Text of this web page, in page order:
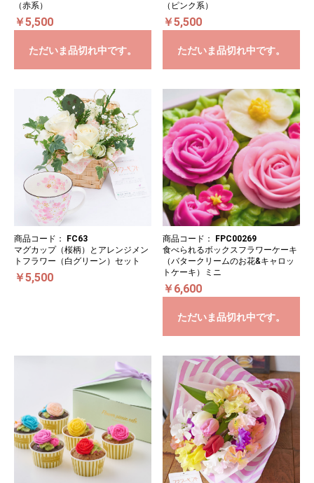
（赤系）
￥5,500
ただいま品切れ中です。
（ピンク系）
￥5,500
ただいま品切れ中です。
商品コード：
FC63
マグカップ（桜柄）とアレンジメン
トフラワー（白グリーン）セット
￥5,500
商品コード：
FPC00269
食べられるボックスフラワーケーキ
（バタークリームのお花&キャロッ
トケーキ）ミニ
￥6,600
ただいま品切れ中です。